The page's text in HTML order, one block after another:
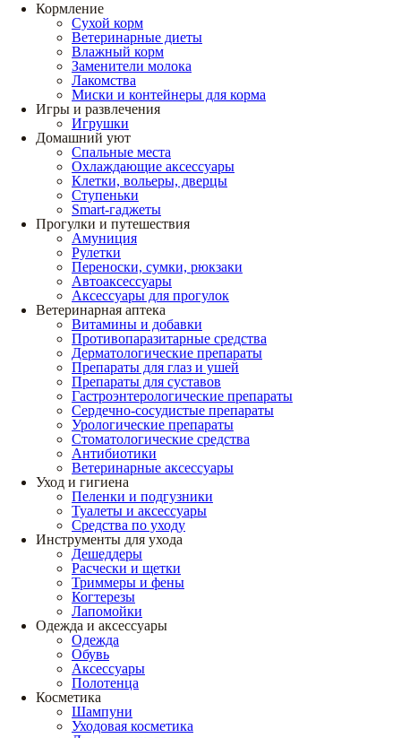
Кормление
Сухой корм
Ветеринарные диеты
Влажный корм
Заменители молока
Лакомства
Миски и контейнеры для корма
Игры и развлечения
Игрушки
Домашний уют
Спальные места
Охлаждающие аксессуары
Клетки, вольеры, дверцы
Ступеньки
Smart-гаджеты
Прогулки и путешествия
Амуниция
Рулетки
Переноски, сумки, рюкзаки
Автоаксессуары
Аксессуары для прогулок
Ветеринарная аптека
Витамины и добавки
Противопаразитарные средства
Дерматологические препараты
Препараты для глаз и ушей
Препараты для суставов
Гастроэнтерологические препараты
Сердечно-сосудистые препараты
Урологические препараты
Стоматологические средства
Антибиотики
Ветеринарные аксессуары
Уход и гигиена
Пеленки и подгузники
Туалеты и аксессуары
Средства по уходу
Инструменты для ухода
Дешеддеры
Расчески и щетки
Триммеры и фены
Когтерезы
Лапомойки
Одежда и аксессуары
Одежда
Обувь
Аксессуары
Полотенца
Косметика
Шампуни
Уходовая косметика